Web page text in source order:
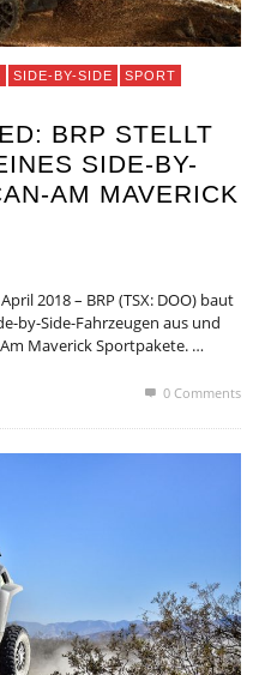
SIDE-BY-SIDE
SPORT
BRP STELLT
SIDE-BY-
AM MAVERICK
2018 – BRP (TSX: DOO) baut
by-Side-Fahrzeugen aus und
Maverick Sportpakete. …
0 Comments